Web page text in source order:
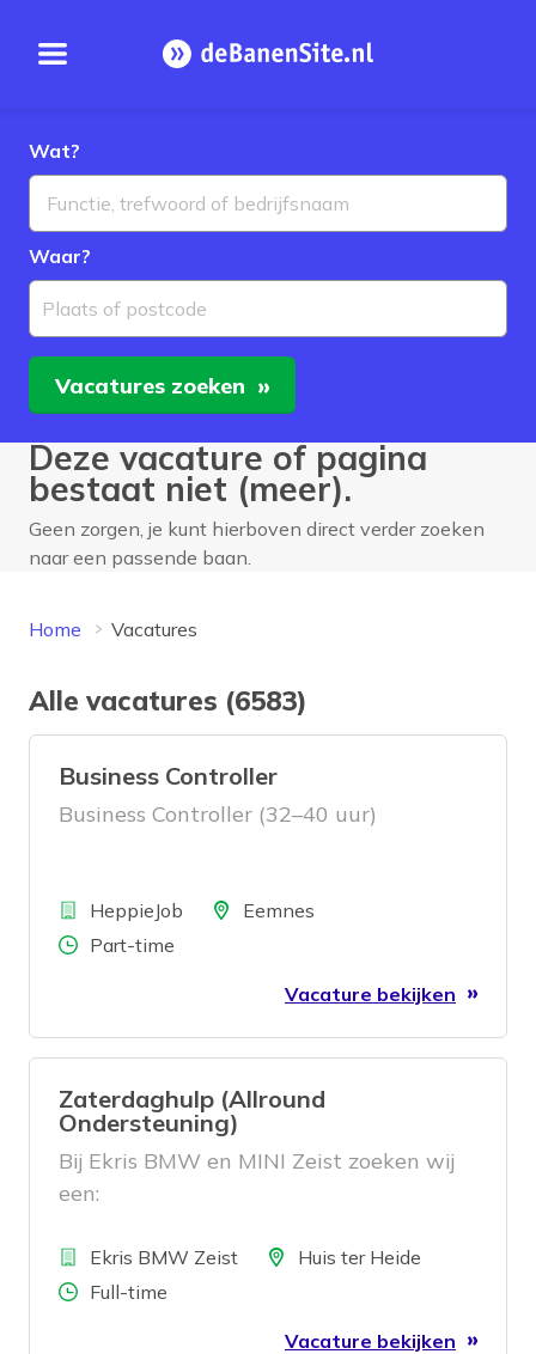
Open menu Homepage
Wat?
Waar?
Plaats of postcode
Vacatures zoeken
Deze vacature of pagina
bestaat niet (meer).
Geen zorgen, je kunt hierboven direct verder zoeken
naar een passende baan.
Home Vacatures
Alle vacatures (6583)
Business Controller
Business Controller (32–40 uur)
BedrijfHeppieJob LocatieEemnes
Aantal uren
Part-time
Vacature bekijken
Zaterdaghulp (Allround
Ondersteuning)
Bij Ekris BMW en MINI Zeist zoeken wij
een:
BedrijfEkris BMW ZeistLocatieHuis ter Heide
Aantal uren
Full-time
Vacature bekijken